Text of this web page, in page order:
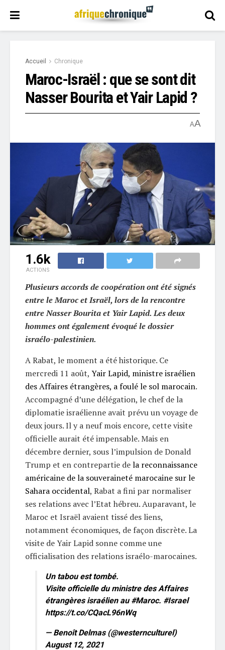
Accueil Chronique
Maroc-Israël : que se sont dit
Nasser Bourita et Yair Lapid ?
AA
1.6k
ACTIONS
Plusieurs accords de coopération ont été signés
entre le Maroc et Israël, lors de la rencontre
entre Nasser Bourita et Yair Lapid. Les deux
hommes ont également évoqué le dossier
israélo-palestinien.
A Rabat, le moment a été historique. Ce
mercredi 11 août, Yair Lapid, ministre israélien
des Affaires étrangères, a foulé le sol marocain.
Accompagné d’une délégation, le chef de la
diplomatie israélienne avait prévu un voyage de
deux jours. Il y a neuf mois encore, cette visite
officielle aurait été impensable. Mais en
décembre dernier, sous l’impulsion de Donald
Trump et en contrepartie dela reconnaissance
américaine de la souveraineté marocaine sur le
Sahara occidental, Rabat a fini par normaliser
ses relations avec l’Etat hébreu. Auparavant, le
Maroc et Israël avaient tissé des liens,
notamment économiques, de façon discrète. La
visite de Yair Lapid sonne comme une
officialisation des relations israélo-marocaines.
Un tabou est tombé.
Visite officielle du ministre des Affaires
étrangères israélien au #Maroc. #Israel
https://t.co/CQacL96nWq
— Benoît Delmas (@westernculturel)
August 12, 2021